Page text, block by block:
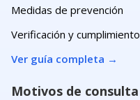
Medidas de prevención
Verificación y cumplimiento
Ver guía completa →
Motivos de consulta